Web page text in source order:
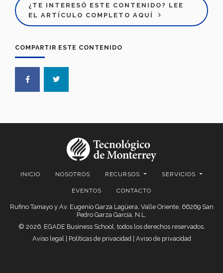
¿TE INTERESÓ ESTE CONTENIDO? LEE
EL ARTÍCULO COMPLETO AQUÍ
COMPARTIR ESTE CONTENIDO
INICIO NOSOTROS RECURSOS SERVICIOS
EVENTOS CONTACTO
Rufino Tamayo y Av. Eugenio Garza Lagüera, Valle Oriente, 66269 San
Pedro Garza García, N.L.
© 2026. EGADE Business School, todos los derechos reservados.
Aviso legal| Políticas de privacidad| Aviso de privacidad